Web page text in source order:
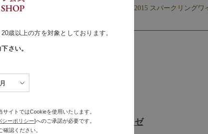
過去受賞実績：日本ワインコンクール2015 スパークリングワ
酵母の泡 ロゼ
歳以上の方を対象としております。
さい。
イトではCookieを使用いたします。
シーポリシー]へのご承諾が必要です。
認ください。